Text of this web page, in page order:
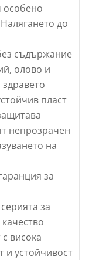
особено
до
съдържание
олово и
пласт
непрозрачен
на
за
за
висока
и устойчивост